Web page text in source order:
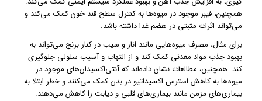
همچنین، فیبر موجود در میوه‌ها به کنترل سطح قند خون کمک می‌کند و
می‌تواند اثرات مثبتی در هضم غذا داشته باشد.
برای مثال، مصرف میوه‌هایی مانند انار و سیب در کنار برنج می‌تواند به
بهبود جذب مواد معدنی کمک کند و از التهاب و آسیب سلولی جلوگیری
کند. همچنین، مطالعات نشان داده‌اند که آنتی‌اکسیدان‌های موجود در
میوه‌ها به کاهش استرس اکسیداتیو در بدن کمک می‌کنند و خطر ابتلا به
بیماری‌های مزمن مانند بیماری‌های قلبی و دیابت را کاهش می‌دهند.